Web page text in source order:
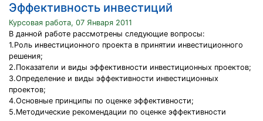
Эффективность инвестиций
Курсовая работа, 07 Января 2011
В данной работе рассмотрены следующие вопросы:
1.Роль инвестиционного проекта в принятии инвестиционного
решения;
2.Показатели и виды эффективности инвестиционных проектов;
3.Определение и виды эффективности инвестиционных
проектов;
4.Основные принципы по оценке эффективности;
5.Методические рекомендации по оценке эффективности